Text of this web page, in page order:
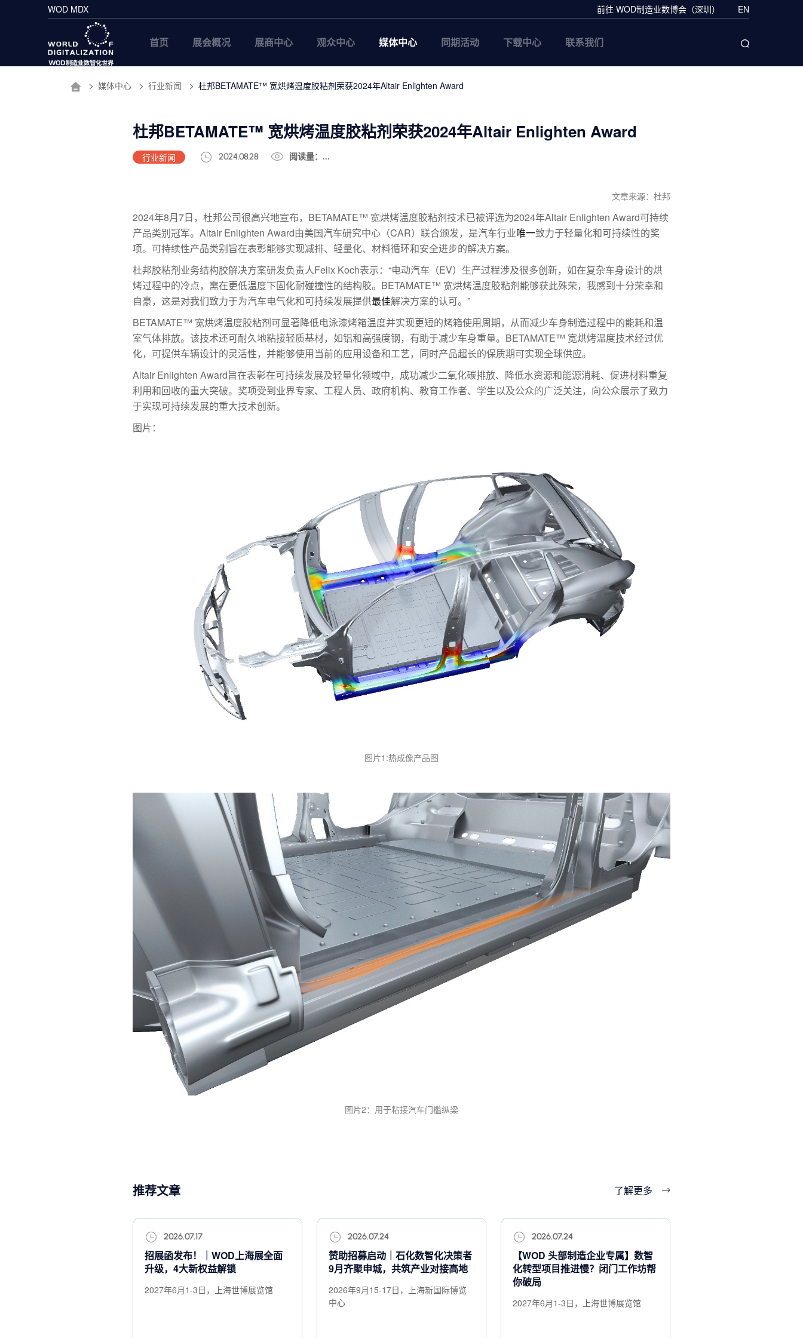
WOD MDX 前往 WOD制造业数博会（深圳） EN
首页 展会概况 展商中心 观众中心 媒体中心 同期活动 下载中心 联系我们
媒体中心 行业新闻 杜邦BETAMATE™ 宽烘烤温度胶粘剂荣获2024年Altair Enlighten Award
杜邦BETAMATE™ 宽烘烤温度胶粘剂荣获2024年Altair Enlighten Award
行业新闻 2024.08.28 阅读量：...
文章来源：杜邦
2024年8月7日，杜邦公司很高兴地宣布，BETAMATE™ 宽烘烤温度胶粘剂技术已被评选为2024年Altair Enlighten Award可持续
产品类别冠军。Altair Enlighten Award由美国汽车研究中心（CAR）联合颁发，是汽车行业唯一致力于轻量化和可持续性的奖
项。可持续性产品类别旨在表彰能够实现减排、轻量化、材料循环和安全进步的解决方案。
杜邦胶粘剂业务结构胶解决方案研发负责人Felix Koch表示：“电动汽车（EV）生产过程涉及很多创新，如在复杂车身设计的烘
烤过程中的冷点，需在更低温度下固化耐碰撞性的结构胶。BETAMATE™ 宽烘烤温度胶粘剂能够获此殊荣，我感到十分荣幸和
自豪，这是对我们致力于为汽车电气化和可持续发展提供最佳解决方案的认可。”
BETAMATE™ 宽烘烤温度胶粘剂可显著降低电泳漆烤箱温度并实现更短的烤箱使用周期，从而减少车身制造过程中的能耗和温
室气体排放。该技术还可耐久地粘接轻质基材，如铝和高强度钢，有助于减少车身重量。BETAMATE™ 宽烘烤温度技术经过优
化，可提供车辆设计的灵活性，并能够使用当前的应用设备和工艺，同时产品超长的保质期可实现全球供应。
Altair Enlighten Award旨在表彰在可持续发展及轻量化领域中，成功减少二氧化碳排放、降低水资源和能源消耗、促进材料重复
利用和回收的重大突破。奖项受到业界专家、工程人员、政府机构、教育工作者、学生以及公众的广泛关注，向公众展示了致力
于实现可持续发展的重大技术创新。
图片：
图片1:热成像产品图
图片2：用于粘接汽车门槛纵梁
推荐文章 了解更多
2026.07.17
招展函发布！｜WOD上海展全面
升级，4大新权益解锁
2027年6月1-3日，上海世博展览馆
2026.07.24
赞助招募启动｜石化数智化决策者
9月齐聚申城，共筑产业对接高地
2026年9月15-17日，上海新国际博览
中心
2026.07.24
【WOD 头部制造企业专属】数智
化转型项目推进慢？闭门工作坊帮
你破局
2027年6月1-3日，上海世博展览馆